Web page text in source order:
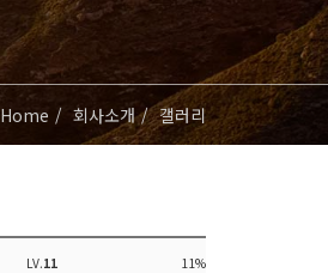
Home 회사소개 갤러리
LV.11 11%